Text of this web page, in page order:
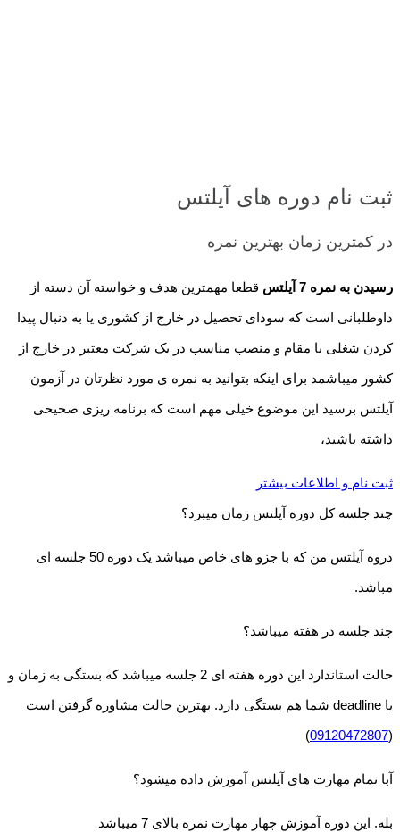
ثبت نام دوره های آیلتس
در کمترین زمان بهترین نمره
رسیدن به نمره 7 آیلتس
قطعا مهمترین هدف و خواسته آن دسته از
داوطلبانی است که سودای تحصیل در خارج از کشوری یا به دنبال پیدا
کردن شغلی با مقام و منصب مناسب در یک شرکت معتبر در خارج از
کشور میباشمد برای اینکه بتوانید به نمره ی مورد نظرتان در آزمون
آیلتس برسید این موضوع خیلی مهم است که برنامه ریزی صحیحی
داشته باشید،
ثبت نام و اطلاعات بیشتر
چند جلسه کل دوره آیلتس زمان میبرد؟
دروه آیلتس من که با جزو های خاص میباشد یک دوره 50 جلسه ای
مباشد.
چند جلسه در هفته میباشد؟
حالت استاندارد این دوره هفته ای 2 جلسه میباشد که بستگی به زمان و
یا deadline شما هم بستگی دارد. بهترین حالت مشاوره گرفتن است
(
09120472807
)
آبا تمام مهارت های آیلتس آموزش داده میشود؟
بله. این دوره آموزش چهار مهارت نمره بالای 7 میباشد